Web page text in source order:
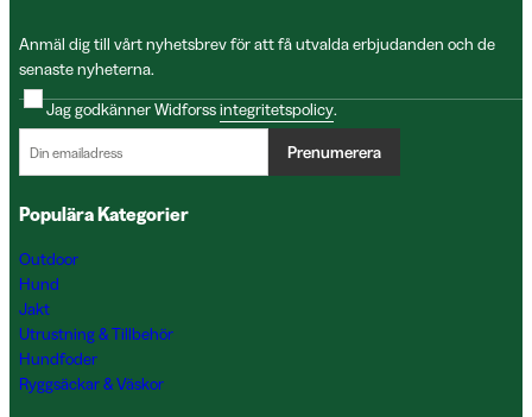
Anmäl dig till vårt nyhetsbrev för att få utvalda erbjudanden och de
senaste nyheterna.
Jag godkänner Widforssintegritetspolicy.
Prenumerera
Populära Kategorier
Outdoor
Hund
Jakt
Utrustning & Tillbehör
Hundfoder
Ryggsäckar & Väskor